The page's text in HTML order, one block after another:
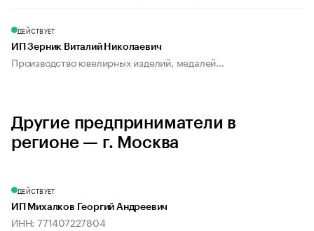
ДЕЙСТВУЕТ
ИП Зерник Виталий Николаевич
Производство ювелирных изделий, медалей...
Другие предприниматели в
регионе — г. Москва
ДЕЙСТВУЕТ
ИП Михалков Георгий Андреевич
ИНН: 771407227804